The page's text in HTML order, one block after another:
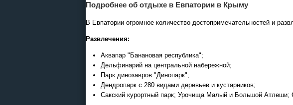
Круизы - 2026
Екатеринбурга
Подробнее об отдыхе в Евпатории в Крыму
В Евпатории огромное количество достопримечательностей и
Развлечения:
Аквапар "Банановая республика";
Дельфинарий на центральной набережной;
Парк динозавров "Динопарк";
Дендропарк с 280 видами деревьев и кустарников;
Сакский курортный парк; Урочища Малый и Большой Атлеши;